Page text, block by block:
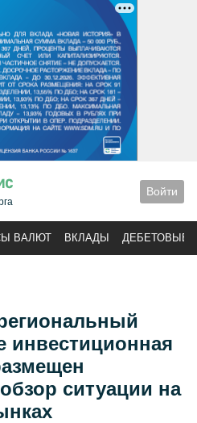
Войти
ВАЛЮТ ВКЛАДЫ ДЕБЕТОВЫЕ
инвестиционная
ситуации на